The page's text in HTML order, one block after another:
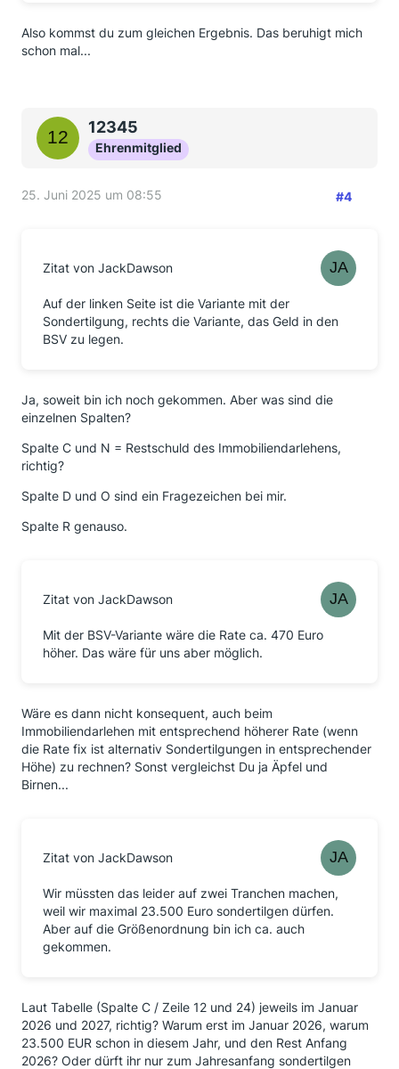
Also kommst du zum gleichen Ergebnis. Das beruhigt mich
schon mal...
12345
Ehrenmitglied
25. Juni 2025 um 08:55 #4
Zitat von JackDawson
Auf der linken Seite ist die Variante mit der
Sondertilgung, rechts die Variante, das Geld in den
BSV zu legen.
Ja, soweit bin ich noch gekommen. Aber was sind die
einzelnen Spalten?
Spalte C und N = Restschuld des Immobiliendarlehens,
richtig?
Spalte D und O sind ein Fragezeichen bei mir.
Spalte R genauso.
Zitat von JackDawson
Mit der BSV-Variante wäre die Rate ca. 470 Euro
höher. Das wäre für uns aber möglich.
Wäre es dann nicht konsequent, auch beim
Immobiliendarlehen mit entsprechend höherer Rate (wenn
die Rate fix ist alternativ Sondertilgungen in entsprechender
Höhe) zu rechnen? Sonst vergleichst Du ja Äpfel und
Birnen...
Zitat von JackDawson
Wir müssten das leider auf zwei Tranchen machen,
weil wir maximal 23.500 Euro sondertilgen dürfen.
Aber auf die Größenordnung bin ich ca. auch
gekommen.
Laut Tabelle (Spalte C / Zeile 12 und 24) jeweils im Januar
2026 und 2027, richtig? Warum erst im Januar 2026, warum
23.500 EUR schon in diesem Jahr, und den Rest Anfang
2026? Oder dürft ihr nur zum Jahresanfang sondertilgen